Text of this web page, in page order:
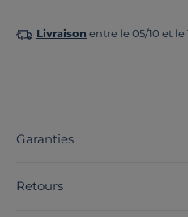
Livraison entre le 05/10 et le
Garanties
Retours